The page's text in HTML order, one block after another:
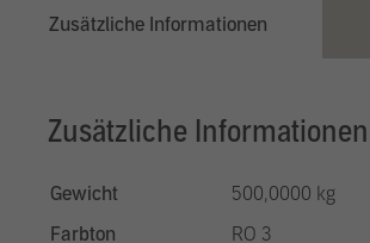
Zusätzliche Informationen
Zusätzliche Informationen
Gewicht
500,0000 kg
Farbton
RO 3